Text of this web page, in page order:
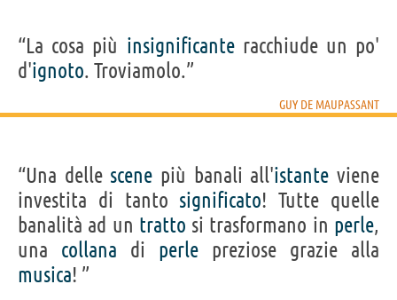
“La cosa più insignificanteracchiude un po'
d'ignoto. Troviamolo.”
GUY DE MAUPASSANT
“Una delle scene più banali all'istante viene
investita di tanto significato! Tutte quelle
banalità ad un tratto si trasformano in perle,
una collana di perle preziose grazie alla
musica! ”